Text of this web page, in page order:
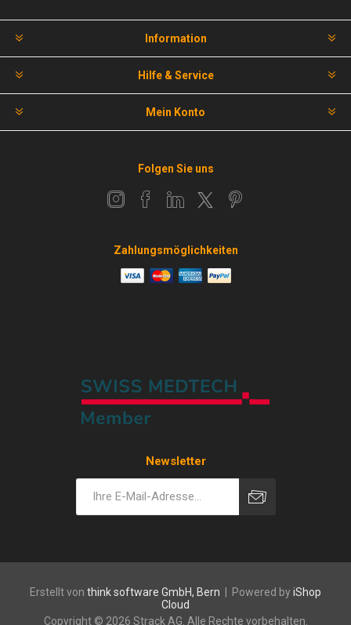
Information
Hilfe & Service
Mein Konto
Folgen Sie uns
Zahlungsmöglichkeiten
Newsletter
Erstellt von think software GmbH, Bern | Powered byiShop
Cloud
Copyright © 2026 Strack AG. Alle Rechte vorbehalten.